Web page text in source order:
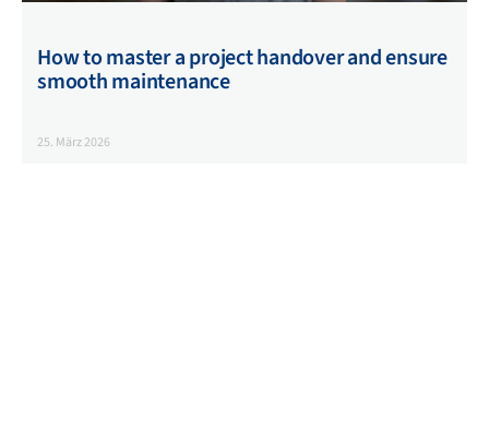
How to master a project handover and ensure
smooth maintenance
25. März 2026